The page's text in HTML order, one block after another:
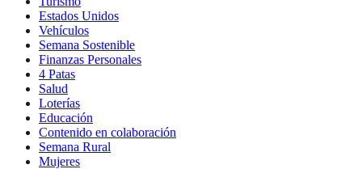
Estados Unidos
Vehículos
Semana Sostenible
Finanzas Personales
4 Patas
Salud
Loterías
Educación
Contenido en colaboración
Semana Rural
Mujeres